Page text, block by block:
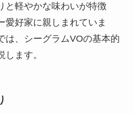
と軽やかな味わいが特徴
愛好家に親しまれていま
は、シーグラムVOの基本的
ます。